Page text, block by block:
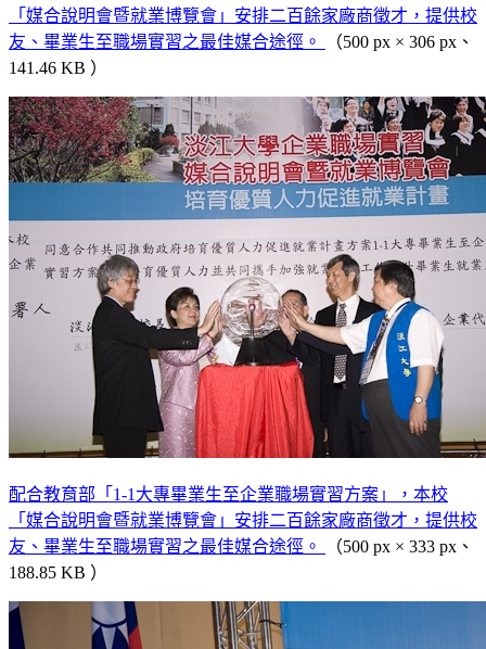
「媒合說明會暨就業博覽會」安排二百餘家廠商徵才，提供校
友、畢業生至職場實習之最佳媒合途徑。
（500 px × 306 px、
141.46 KB ）
配合教育部「1-1大專畢業生至企業職場實習方案」，本校
「媒合說明會暨就業博覽會」安排二百餘家廠商徵才，提供校
友、畢業生至職場實習之最佳媒合途徑。
（500 px × 333 px、
188.85 KB ）